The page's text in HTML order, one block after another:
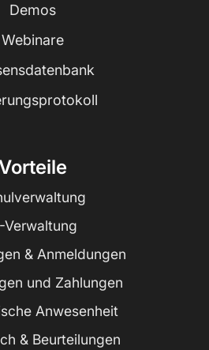
Demos
Webinare
Verwaltung
& Anmeldungen
und Zahlungen
Anwesenheit
& Beurteilungen